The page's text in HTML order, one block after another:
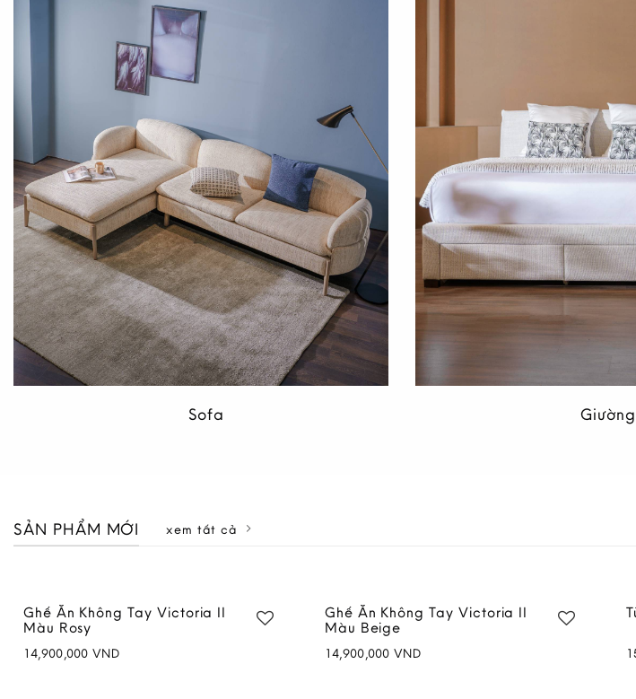
Sofa Giường
SẢN PHẨM MỚI xem tất cả
Tủ Áo Victoria II 1M8
72,800,000VND
Sofa Mây II 2.5 Chỗ Màu Nâu
24,900,000VND